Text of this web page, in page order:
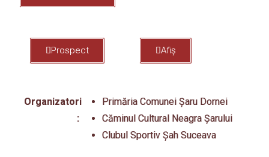
Prospect Afiș
Organizatori
:
Primăria Comunei Șaru Dornei
Căminul Cultural Neagra Șarului
Clubul Sportiv Șah Suceava